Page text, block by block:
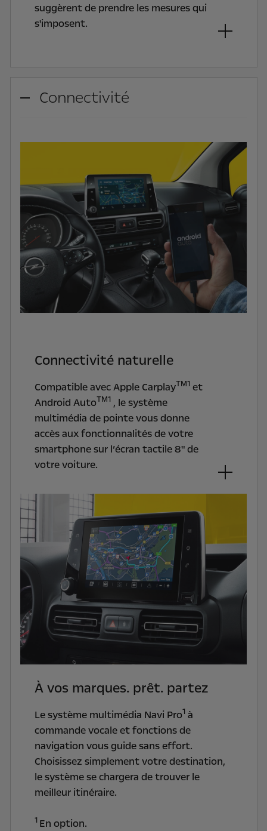
suggèrent de prendre les mesures qui
s'imposent.
Connectivité
Connectivité naturelle
Compatible avec Apple CarplayTM1et
Android AutoTM1, le système
multimédia de pointe vous donne
accès aux fonctionnalités de votre
smartphone sur l’écran tactile 8"de
votre voiture.
À vos marques. prêt. partez
Le système multimédia Navi Pro1à
commande vocale et fonctions de
navigation vous guide sans effort.
Choisissez simplement votre destination,
le système se chargera de trouver le
meilleur itinéraire.
1 En option.